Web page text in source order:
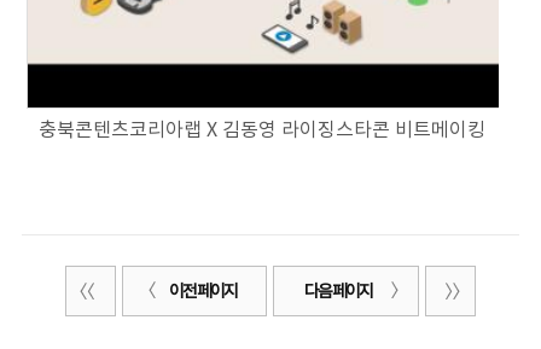
충북콘텐츠코리아랩 X 김동영 라이징스타콘 비트메이킹
이전 페이지 다음 페이지